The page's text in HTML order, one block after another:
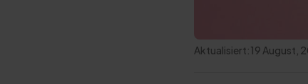
Aktualisiert:19 August,